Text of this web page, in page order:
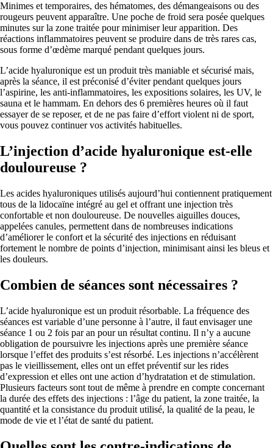
Minimes et temporaires, des hématomes, des démangeaisons ou des
rougeurs peuvent apparaître. Une poche de froid sera posée quelques
minutes sur la zone traitée pour minimiser leur apparition. Des
réactions inflammatoires peuvent se produire dans de très rares cas,
sous forme d’œdème marqué pendant quelques jours.
L’acide hyaluronique est un produit très maniable et sécurisé mais,
après la séance, il est préconisé d’éviter pendant quelques jours
l’aspirine, les anti-inflammatoires, les expositions solaires, les UV, le
sauna et le hammam. En dehors des 6 premières heures où il faut
essayer de se reposer, et de ne pas faire d’effort violent ni de sport,
vous pouvez continuer vos activités habituelles.
L’injection d’acide hyaluronique est-elle
douloureuse ?
Les acides hyaluroniques utilisés aujourd’hui contiennent pratiquement
tous de la lidocaïne intégré au gel et offrant une injection très
confortable et non douloureuse. De nouvelles aiguilles douces,
appelées canules, permettent dans de nombreuses indications
d’améliorer le confort et la sécurité des injections en réduisant
fortement le nombre de points d’injection, minimisant ainsi les bleus et
les douleurs.
Combien de séances sont nécessaires ?
L’acide hyaluronique est un produit résorbable. La fréquence des
séances est variable d’une personne à l’autre, il faut envisager une
séance 1 ou 2 fois par an pour un résultat continu. Il n’y a aucune
obligation de poursuivre les injections après une première séance
lorsque l’effet des produits s’est résorbé. Les injections n’accélèrent
pas le vieillissement, elles ont un effet préventif sur les rides
d’expression et elles ont une action d’hydratation et de stimulation.
Plusieurs facteurs sont tout de même à prendre en compte concernant
la durée des effets des injections : l’âge du patient, la zone traitée, la
quantité et la consistance du produit utilisé, la qualité de la peau, le
mode de vie et l’état de santé du patient.